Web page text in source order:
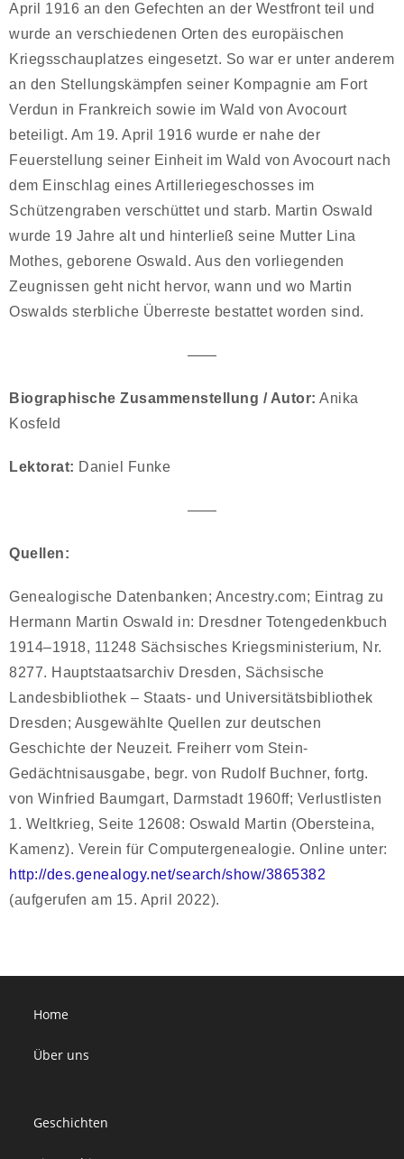
April 1916 an den Gefechten an der Westfront teil und
wurde an verschiedenen Orten des europäischen
Kriegsschauplatzes eingesetzt. So war er unter anderem
an den Stellungskämpfen seiner Kompagnie am Fort
Verdun in Frankreich sowie im Wald von Avocourt
beteiligt. Am 19. April 1916 wurde er nahe der
Feuerstellung seiner Einheit im Wald von Avocourt nach
dem Einschlag eines Artilleriegeschosses im
Schützengraben verschüttet und starb. Martin Oswald
wurde 19 Jahre alt und hinterließ seine Mutter Lina
Mothes, geborene Oswald. Aus den vorliegenden
Zeugnissen geht nicht hervor, wann und wo Martin
Oswalds sterbliche Überreste bestattet worden sind.
——
Biographische Zusammenstellung / Autor: Anika
Kosfeld
Lektorat: Daniel Funke
——
Quellen:
Genealogische Datenbanken; Ancestry.com; Eintrag zu
Hermann Martin Oswald in: Dresdner Totengedenkbuch
1914–1918, 11248 Sächsisches Kriegsministerium, Nr.
8277. Hauptstaatsarchiv Dresden, Sächsische
Landesbibliothek – Staats- und Universitätsbibliothek
Dresden; Ausgewählte Quellen zur deutschen
Geschichte der Neuzeit. Freiherr vom Stein-
Gedächtnisausgabe, begr. von Rudolf Buchner, fortg.
von Winfried Baumgart, Darmstadt 1960ff; Verlustlisten
1. Weltkrieg, Seite 12608: Oswald Martin (Obersteina,
Kamenz). Verein für Computergenealogie. Online unter:
http://des.genealogy.net/search/show/3865382
(aufgerufen am 15. April 2022).
Home
Über uns
Geschichten